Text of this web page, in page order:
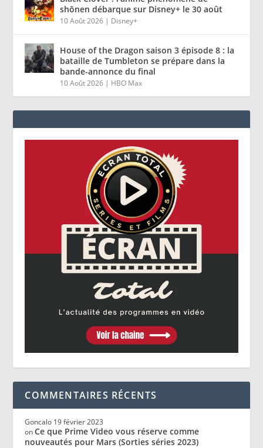
shōnen débarque sur Disney+ le 30 août
10 Août 2026 | Disney+
House of the Dragon saison 3 épisode 8 : la
bataille de Tumbleton se prépare dans la
bande-annonce du final
10 Août 2026 | HBO Max
COMMENTAIRES RÉCENTS
Goncalo 19 février 2023
onCe que Prime Video vous réserve comme
nouveautés pour Mars (Sorties séries 2023)